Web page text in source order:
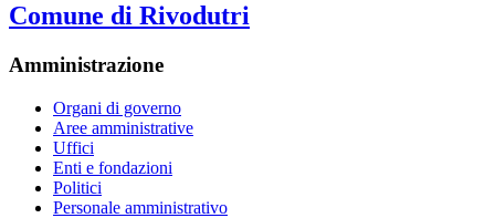
Comune di Rivodutri
Amministrazione
Organi di governo
Aree amministrative
Uffici
Enti e fondazioni
Politici
Personale amministrativo